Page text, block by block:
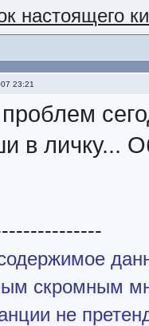
настоящего
23:21
в личку...
скромным
не